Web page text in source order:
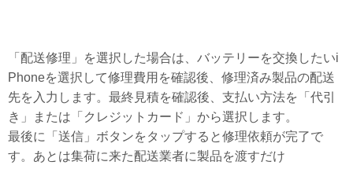
「配送修理」を選択した場合は、バッテリーを交換したいi
Phoneを選択して修理費用を確認後、修理済み製品の配送
先を入力します。最終見積を確認後、支払い方法を「代引
き」または「クレジットカード」から選択します。
最後に「送信」ボタンをタップすると修理依頼が完了で
す。あとは集荷に来た配送業者に製品を渡すだけ